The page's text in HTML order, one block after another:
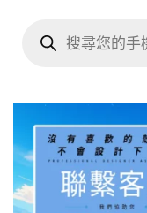
search